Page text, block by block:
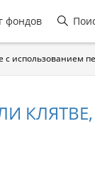
фондов
с использованием